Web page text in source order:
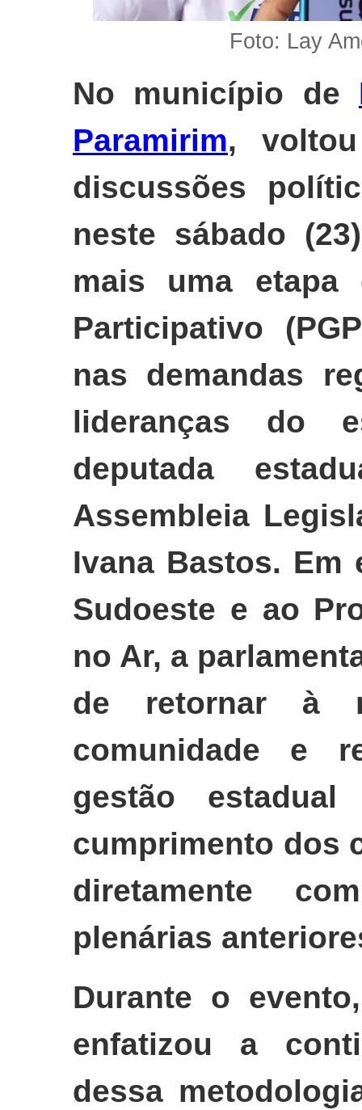
Foto: Lay
No município de
Paramirim,
discussões
neste sábado
mais uma etapa
Participativo
nas demandas
lideranças do
deputada
Assembleia
Ivana Bastos. Em
Sudoeste e ao
no Ar, a
de retornar à
comunidade e
gestão
cumprimento dos
diretamente
plenárias
Durante o
enfatizou a
dessa